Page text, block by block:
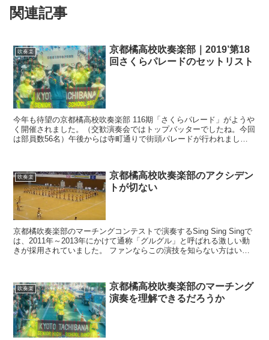
関連記事
吹奏楽
京都橘高校吹奏楽部｜2019’第18
回さくらパレードのセットリスト
今年も待望の京都橘高校吹奏楽部 116期「さくらパレード」がようや
く開催されました。（交歓演奏会ではトップバッターでしたね。今回
は部員数56名）午後からは寺町通りで街頭パレードが行われました
吹奏楽
京都橘高校吹奏楽部のアクシデン
トが切ない
京都橘吹奏楽部のマーチングコンテストで演奏するSing Sing Singで
は、2011年～2013年にかけて通称「グルグル」と呼ばれる激しい動
きが採用されていました。 ファンならこの演技を知らない方はいな
吹奏楽
京都橘高校吹奏楽部のマーチング
演奏を理解できるだろうか